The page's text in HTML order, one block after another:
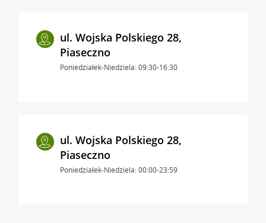
ul. Wojska Polskiego 28,
Piaseczno
Poniedziałek-Niedziela: 09:30-16:30
ul. Wojska Polskiego 28,
Piaseczno
Poniedziałek-Niedziela: 00:00-23:59